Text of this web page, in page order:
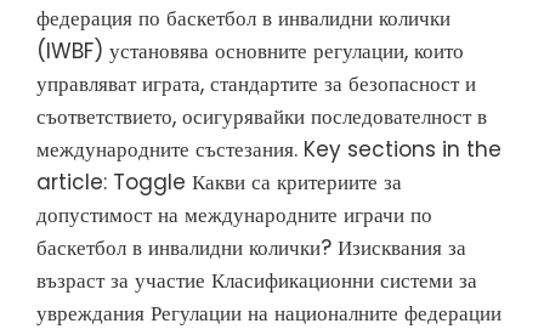
федерация по баскетбол в инвалидни колички
(IWBF) установява основните регулации, които
управляват играта, стандартите за безопасност и
съответствието, осигурявайки последователност в
международните състезания. Key sections in the
article: Toggle Какви са критериите за
допустимост на международните играчи по
баскетбол в инвалидни колички? Изисквания за
възраст за участие Класификационни системи за
увреждания Регулации на националните федерации